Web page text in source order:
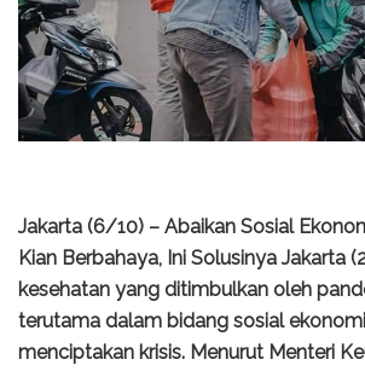
Jakarta (6/10) – Abaikan Sosial
Kian Berbahaya, Ini Solusinya Jakarta
kesehatan yang ditimbulkan oleh
terutama dalam bidang sosial
menciptakan krisis. Menurut Menteri